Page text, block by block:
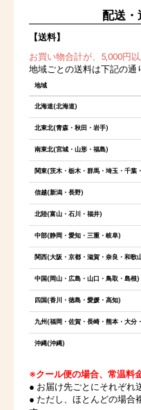
配送・
【送料】
お買い物合計が、5,000円
地域ごとの送料は下記の通
地域
北海道(北海道)
北東北(青森・秋田・岩手)
南東北(宮城・山形・福島)
関東(茨木・栃木・群馬・埼玉・千葉
信越(新潟・長野)
北陸(富山・石川・福井)
中部(静岡・愛知・三重・岐阜)
関西(大阪・京都・滋賀・奈良・和歌
中国(岡山・広島・山口・鳥取・島根)
四国(香川・徳島・愛媛・高知)
九州(福岡・佐賀・長崎・熊本・大分
沖縄(沖縄)
※クール便の場合、常温料
● お届け先ごとにそれぞれ
● ただし、ほとんどの場合